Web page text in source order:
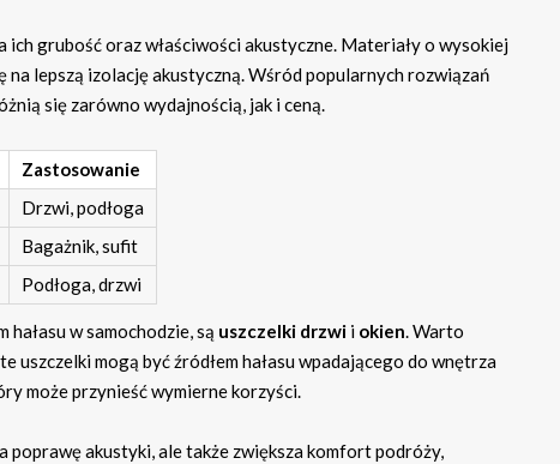
grubość oraz właściwości akustyczne. Materiały o wysokiej
na lepszą izolację akustyczną. Wśród popularnych rozwiązań
się zarówno wydajnością, jak i ceną.
Zastosowanie
Drzwi, podłoga
Bagażnik, sufit
Podłoga, drzwi
w samochodzie, są uszczelki drzwi i okien. Warto
uszczelki mogą być źródłem hałasu wpadającego do wnętrza
może przynieść wymierne korzyści.
poprawę akustyki, ale także zwiększa komfort podróży,